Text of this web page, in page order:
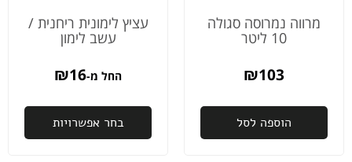
ספקים
מרווה נמרוסה סגולה
10 ליטר
₪103
הוספה לסל
עציץ לימונית ריחנית /
עשב לימון
החל מ- ₪16
בחר אפשרויות